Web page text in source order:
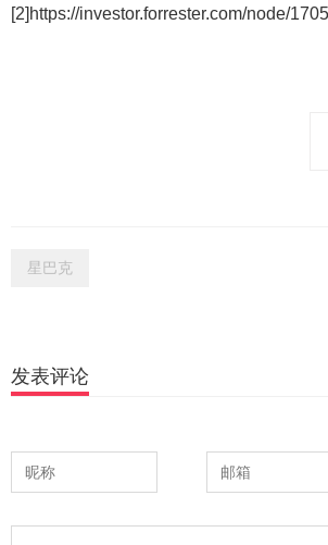
[2]https://investor.forrester.com/node/
星巴克
发表评论